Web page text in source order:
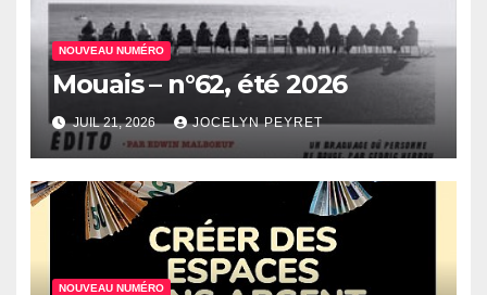
NOUVEAU NUMÉRO
Mouais – n°62, été 2026
JUIL 21, 2026 JOCELYN PEYRET
NOUVEAU NUMÉRO